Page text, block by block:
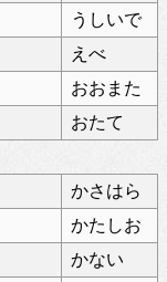
うしいで
えべ
おおまた
おたて
かさはら
かたしお
かない